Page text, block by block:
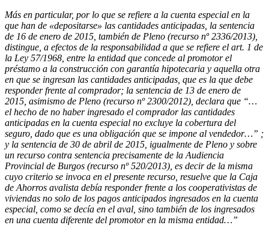
Más en particular, por lo que se refiere a la cuenta especial en la
que han de «depositarse» las cantidades anticipadas, la sentencia
de 16 de enero de 2015, también de Pleno (recurso nº 2336/2013),
distingue, a efectos de la responsabilidad a que se refiere el art. 1 de
la Ley 57/1968, entre la entidad que concede al promotor el
préstamo a la construcción con garantía hipotecaria y aquella otra
en que se ingresan las cantidades anticipadas, que es la que debe
responder frente al comprador; la sentencia de 13 de enero de
2015, asimismo de Pleno (recurso nº 2300/2012), declara que “…
el hecho de no haber ingresado el comprador las cantidades
anticipadas en la cuenta especial no excluye la cobertura del
seguro, dado que es una obligación que se impone al vendedor…” ;
y la sentencia de 30 de abril de 2015, igualmente de Pleno y sobre
un recurso contra sentencia precisamente de la Audiencia
Provincial de Burgos (recurso nº 520/2013), es decir de la misma
cuyo criterio se invoca en el presente recurso, resuelve que la Caja
de Ahorros avalista debía responder frente a los cooperativistas de
viviendas no solo de los pagos anticipados ingresados en la cuenta
especial, como se decía en el aval, sino también de los ingresados
en una cuenta diferente del promotor en la misma entidad…”